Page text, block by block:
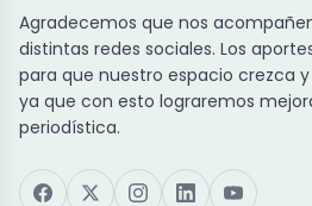
Agradecemos que nos
distintas redes sociales. Los
para que nuestro espacio crezca
ya que con esto lograremos
periodística.